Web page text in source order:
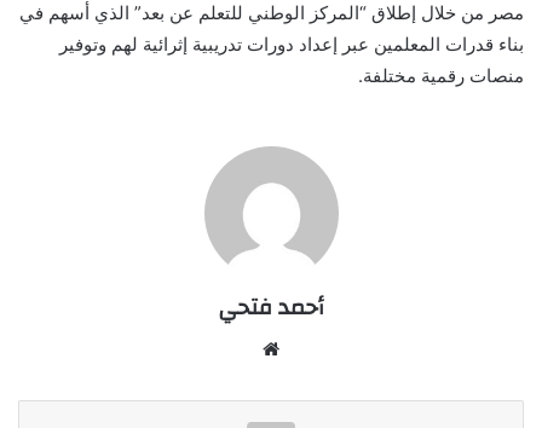
مصر من خلال إطلاق “المركز الوطني للتعلم عن بعد” الذي أسهم في
بناء قدرات المعلمين عبر إعداد دورات تدريبية إثرائية لهم وتوفير
منصات رقمية مختلفة.
أحمد فتحي